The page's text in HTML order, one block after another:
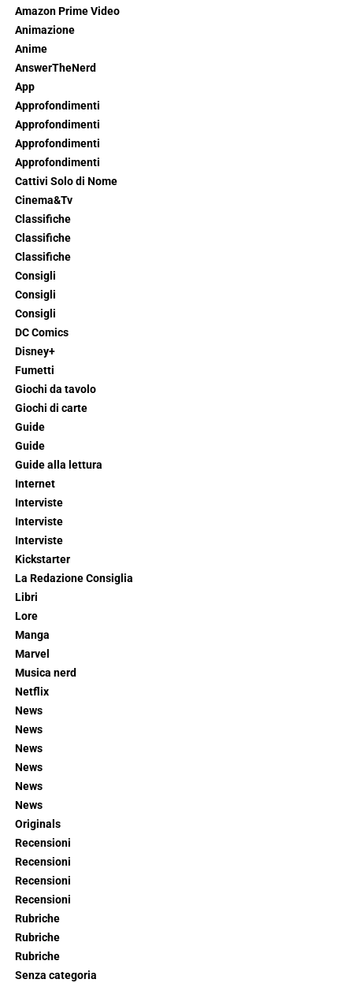
Amazon Prime Video
Animazione
Anime
AnswerTheNerd
App
Approfondimenti
Approfondimenti
Approfondimenti
Approfondimenti
Cattivi Solo di Nome
Cinema&Tv
Classifiche
Classifiche
Classifiche
Consigli
Consigli
Consigli
DC Comics
Disney+
Fumetti
Giochi da tavolo
Giochi di carte
Guide
Guide
Guide alla lettura
Internet
Interviste
Interviste
Interviste
Kickstarter
La Redazione Consiglia
Libri
Lore
Manga
Marvel
Musica nerd
Netflix
News
News
News
News
News
News
Originals
Recensioni
Recensioni
Recensioni
Recensioni
Rubriche
Rubriche
Rubriche
Senza categoria